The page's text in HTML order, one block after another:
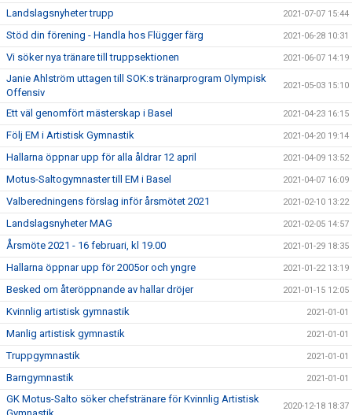
Landslagsnyheter trupp 2021-07-07 15:44
Stöd din förening - Handla hos Flügger färg 2021-06-28 10:31
Vi söker nya tränare till truppsektionen 2021-06-07 14:19
Janie Ahlström uttagen till SOK:s tränarprogram Olympisk
Offensiv
2021-05-03 15:10
Ett väl genomfört mästerskap i Basel 2021-04-23 16:15
Följ EM i Artistisk Gymnastik 2021-04-20 19:14
Hallarna öppnar upp för alla åldrar 12 april 2021-04-09 13:52
Motus-Saltogymnaster till EM i Basel 2021-04-07 16:09
Valberedningens förslag inför årsmötet 2021 2021-02-10 13:22
Landslagsnyheter MAG 2021-02-05 14:57
Årsmöte 2021 - 16 februari, kl 19.00 2021-01-29 18:35
Hallarna öppnar upp för 2005or och yngre 2021-01-22 13:19
Besked om återöppnande av hallar dröjer 2021-01-15 12:05
Kvinnlig artistisk gymnastik 2021-01-01
Manlig artistisk gymnastik 2021-01-01
Truppgymnastik 2021-01-01
Barngymnastik 2021-01-01
GK Motus-Salto söker chefstränare för Kvinnlig Artistisk
2020-12-18 18:37